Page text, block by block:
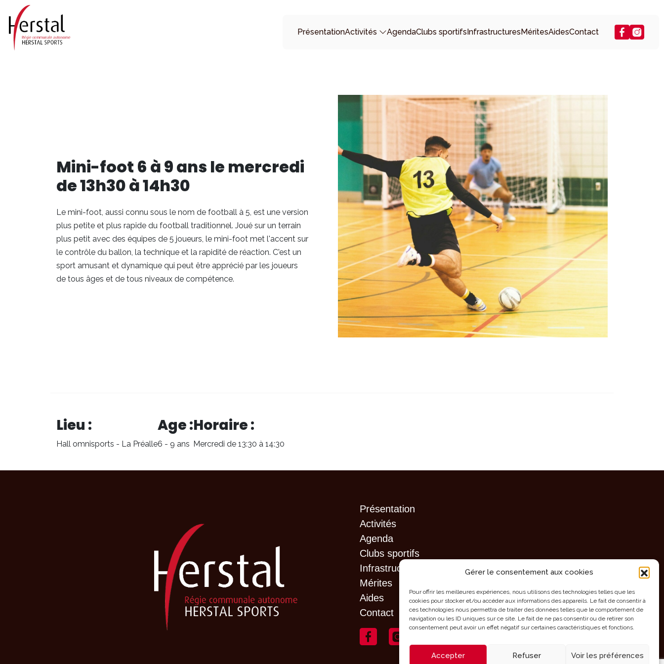
Gérer le consentement aux cookies
Pour offrir les meilleures expériences, nous utilisons des technologies telles que les
cookies pour stocker et/ou accéder aux informations des appareils. Le fait de consentir à
ces technologies nous permettra de traiter des données telles que le comportement de
navigation ou les ID uniques sur ce site. Le fait de ne pas consentir ou de retirer son
consentement peut avoir un effet négatif sur certaines caractéristiques et fonctions.
Accepter Refuser Voir les préférences
PrésentationActivités AgendaClubs sportifsInfrastructuresMéritesAidesContact
Mini-foot 6 à 9 ans le mercredi
de 13h30 à 14h30
Le mini-foot, aussi connu sous le nom de football à 5, est une version
plus petite et plus rapide du football traditionnel. Joué sur un terrain
plus petit avec des équipes de 5 joueurs, le mini-foot met l'accent sur
le contrôle du ballon, la technique et la rapidité de réaction. C'est un
sport amusant et dynamique qui peut être apprécié par les joueurs
de tous âges et de tous niveaux de compétence.
Lieu :
Hall omnisports - La Préalle
Age :
6 - 9 ans
Horaire :
Mercredi de 13:30 à 14:30
Présentation
Activités
Agenda
Clubs sportifs
Infrastructures
Mérites
Aides
Contact